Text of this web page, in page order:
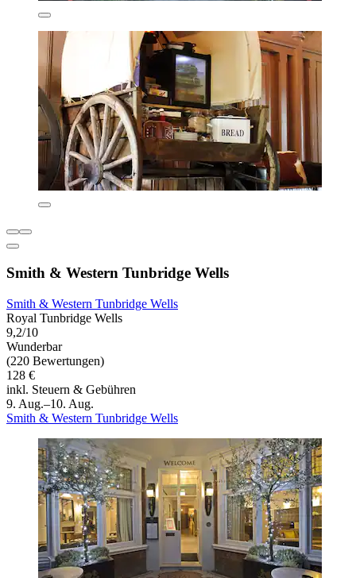
Smith & Western Tunbridge Wells
Smith & Western Tunbridge Wells
Royal Tunbridge Wells
9,2/10
Wunderbar
(220 Bewertungen)
128 €
inkl. Steuern & Gebühren
9. Aug.–10. Aug.
Smith & Western Tunbridge Wells